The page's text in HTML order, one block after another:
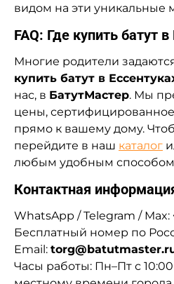
видом на эти уникальные
FAQ: Где купить батут
Многие родители
купить батут в
нас, в БатутМастер. Мы
цены, сертифицированное
прямо к вашему дому.
перейдите в наш каталог
любым удобным
Контактная
WhatsApp / Telegram / Max:
Бесплатный номер по
Email:
Часы работы: Пн–Пт с